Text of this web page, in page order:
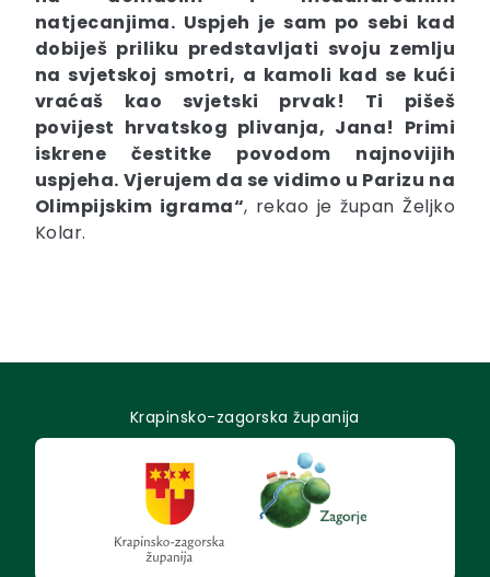
natjecanjima. Uspjeh je sam po sebi kad
dobiješ priliku predstavljati svoju zemlju
na svjetskoj smotri, a kamoli kad se kući
vraćaš kao svjetski prvak! Ti pišeš
povijest hrvatskog plivanja, Jana! Primi
iskrene čestitke povodom najnovijih
uspjeha. Vjerujem da se vidimo u Parizu na
Olimpijskim igrama“, rekao je župan Željko
Kolar.
Krapinsko-zagorska županija